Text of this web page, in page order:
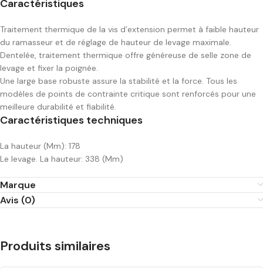
Caractéristiques
Traitement thermique de la vis d’extension permet à faible hauteur
du ramasseur et de réglage de hauteur de levage maximale.
Dentelée, traitement thermique offre généreuse de selle zone de
levage et fixer la poignée.
Une large base robuste assure la stabilité et la force. Tous les
modèles de points de contrainte critique sont renforcés pour une
meilleure durabilité et fiabilité.
Caractéristiques techniques
La hauteur (Mm): 178
Le levage. La hauteur: 338 (Mm)
Marque
Avis (0)
Produits similaires